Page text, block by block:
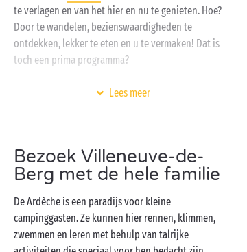
te verlagen en van het hier en nu te genieten. Hoe?
Door te wandelen, bezienswaardigheden te
ontdekken, lekker te eten en u te vermaken! Dat is
toch een prima programma?
Uw Sandaya-camping midden in de ongerepte natuur
onder anderecomfortabele accommodaties, een
mooiverwarmd aquapark gratis kinderclubs,
activiteiten voor iedereen en nog veel meer. De beste
manier om het te ontdekken? Erheen gaan, dus waar
wacht u nog op?
Lees meer
Bezoek Villeneuve-de-
Berg met de hele familie
De Ardèche is een paradijs voor kleine
campinggasten. Ze kunnen hier rennen, klimmen,
zwemmen en leren met behulp van talrijke